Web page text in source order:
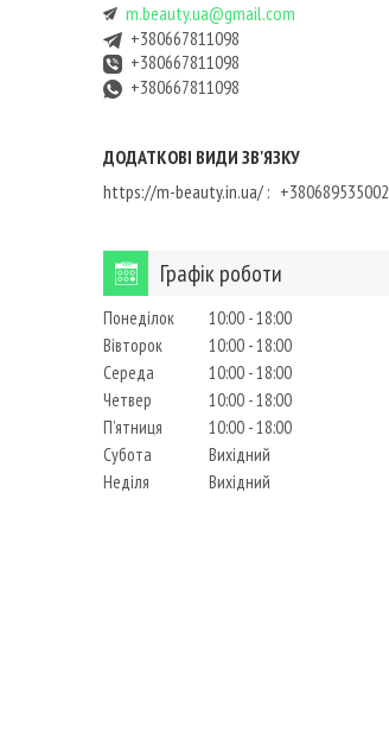
m.beauty.ua@gmail.com
+380667811098
+380667811098
+380667811098
https://m-beauty.in.ua/ +380689535002
Графік роботи
Понеділок 10:00 18:00
Вівторок
10:00 18:00
Середа
10:00 18:00
Четвер
10:00 18:00
Пʼятниця
10:00 18:00
Субота
Вихідний
Неділя
Вихідний